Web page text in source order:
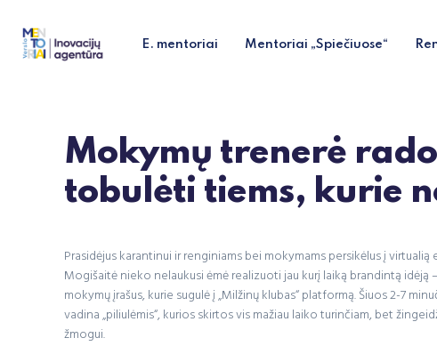
E. mentoriai Mentoriai „Spiečiuose“
Mokymų trenerė
tobulėti tiems, kurie
Prasidėjus karantinui ir renginiams bei mokymams persikėlus į
Mogišaitė nieko nelaukusi ėmė realizuoti jau kurį laiką brandintą
mokymų įrašus, kurie sugulė į „Milžinų klubas“ platformą. Šiuos 2-7
vadina „piliulėmis“, kurios skirtos vis mažiau laiko turinčiam, bet
žmogui.